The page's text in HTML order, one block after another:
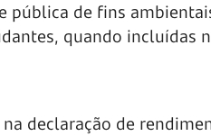
pública de fins
quando incluídas
declaração de